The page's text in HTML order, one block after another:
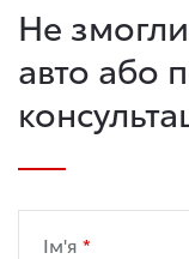
Не
авто або
Ім'я